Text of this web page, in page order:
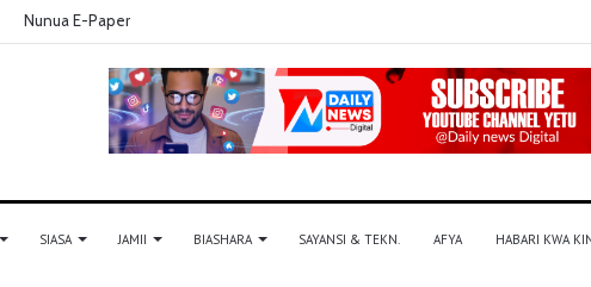
Nunua E-Paper
SIASA JAMII BIASHARA SAYANSI & TEKN. AFYA HABARI KWA